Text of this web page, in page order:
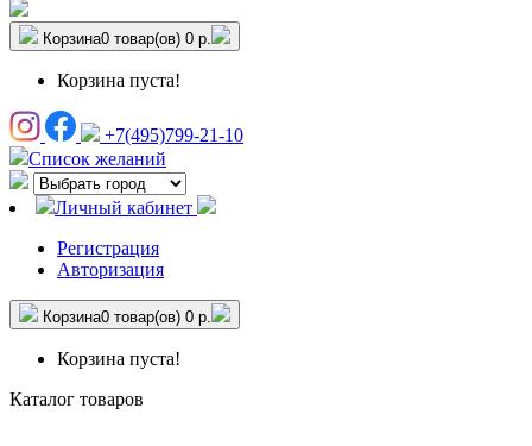
Корзина0 товар(ов) 0 р.
Корзина пуста!
+7(495)799-21-10
Список желаний
Личный кабинет
Регистрация
Авторизация
Корзина0 товар(ов) 0 р.
Корзина пуста!
Каталог товаров